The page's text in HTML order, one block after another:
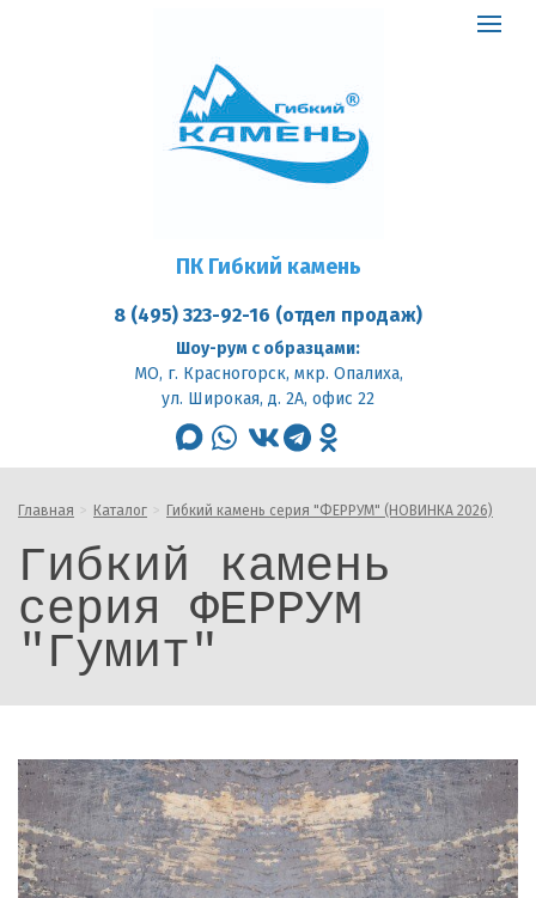
ПК Гибкий камень
8 (495) 323-92-16 (отдел продаж)
Шоу-рум с образцами:
МО, г. Красногорск, мкр. Опалиха,
ул. Широкая, д. 2А, офис 22
max whatsapp
vk telegramodnoklassniki
Toggle
Главная Каталог Гибкий камень серия "ФЕРРУМ" (НОВИНКА 2026)
Гибкий камень
серия ФЕРРУМ
"Гумит"